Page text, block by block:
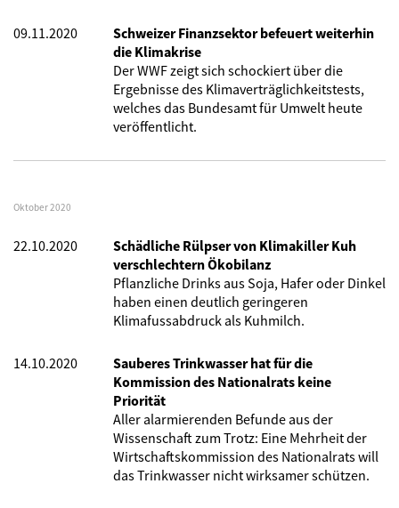
09.11.2020
Schweizer Finanzsektor befeuert weiterhin
die Klimakrise
Der WWF zeigt sich schockiert über die
Ergebnisse des Klimaverträglichkeitstests,
welches das Bundesamt für Umwelt heute
veröffentlicht.
Oktober 2020
22.10.2020
Schädliche Rülpser von Klimakiller Kuh
verschlechtern Ökobilanz
Pflanzliche Drinks aus Soja, Hafer oder Dinkel
haben einen deutlich geringeren
Klimafussabdruck als Kuhmilch.
14.10.2020
Sauberes Trinkwasser hat für die
Kommission des Nationalrats keine
Priorität
Aller alarmierenden Befunde aus der
Wissenschaft zum Trotz: Eine Mehrheit der
Wirtschaftskommission des Nationalrats will
das Trinkwasser nicht wirksamer schützen.